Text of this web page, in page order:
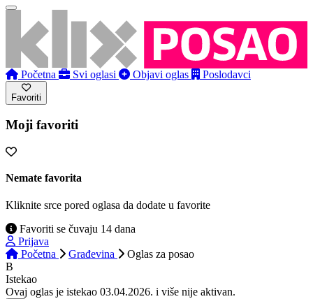
Početna Svi oglasi Objavi oglas Poslodavci
Favoriti
Moji favoriti
Nemate favorita
Kliknite srce pored oglasa da dodate u favorite
Favoriti se čuvaju 14 dana
Prijava
Početna
Građevina Oglas za posao
B
Istekao
Ovaj oglas je istekao 03.04.2026. i više nije aktivan.